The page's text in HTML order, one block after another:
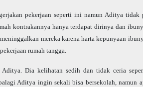
pekerjaan seperti ini namun Aditya
kontrakannya hanya terdapat dirinya dan
mereka karena harta kepunyaan
rumah tangga.
Dia kelihatan sedih dan tidak ceria
Aditya ingin sekali bisa bersekolah, namun